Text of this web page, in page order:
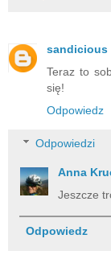
sandicious
Teraz to
się!
Odpowiedz
Odpowiedzi
Anna
Jeszcze
Odpowiedz